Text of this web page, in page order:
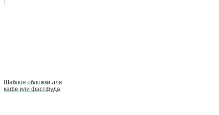
Шаблон обложки для
кафе или фастфуда